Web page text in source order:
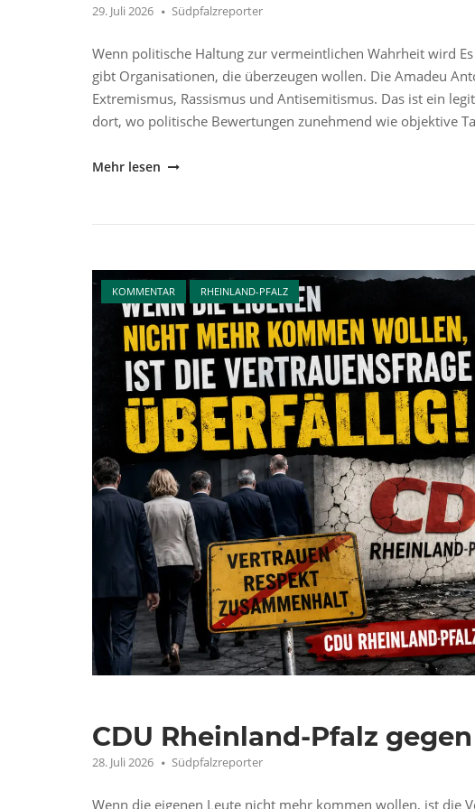
29. Juli 2026 Südpfalzreporter
Wenn politische Haltung zur vermeintlichen Wahrheit wird
gibt Organisationen, die überzeugen wollen. Die Amadeu
Extremismus, Rassismus und Antisemitismus. Das ist ein
dort, wo politische Bewertungen zunehmend wie objektive
"Zwischen
Mehr lesen
KOMMENTAR RHEINLAND-PFALZ
Open post
CDU Rheinland-Pfalz
28. Juli 2026 Südpfalzreporter
Wenn die eigenen Leute nicht mehr kommen wollen, ist die